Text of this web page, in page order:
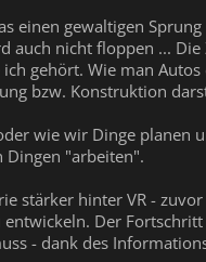
einen gewaltigen
auch nicht floppen ...
gehört. Wie man
bzw. Konstruktion
wie wir Dinge planen
Dingen "arbeiten".
stärker hinter VR -
Der
- dank des